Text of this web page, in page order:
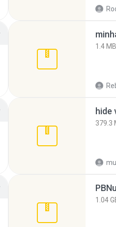
1.4 MB
hide
379.3
1.04